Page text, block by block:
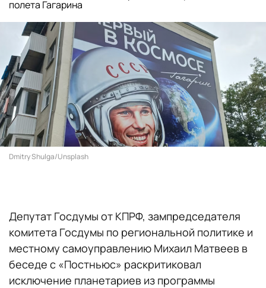
полета Гагарина
Dmitry Shulga/Unsplash
Депутат Госдумы от КПРФ, зампредседателя
комитета Госдумы по региональной политике и
местному самоуправлению Михаил Матвеев в
беседе с «Постньюс» раскритиковал
исключение планетариев из программы